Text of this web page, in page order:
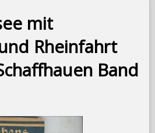
mit
Rheinfahrt
Band